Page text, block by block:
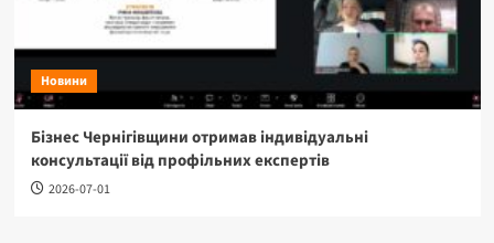
Новини
Бізнес Чернігівщини отримав індивідуальні
консультації від профільних експертів
2026-07-01